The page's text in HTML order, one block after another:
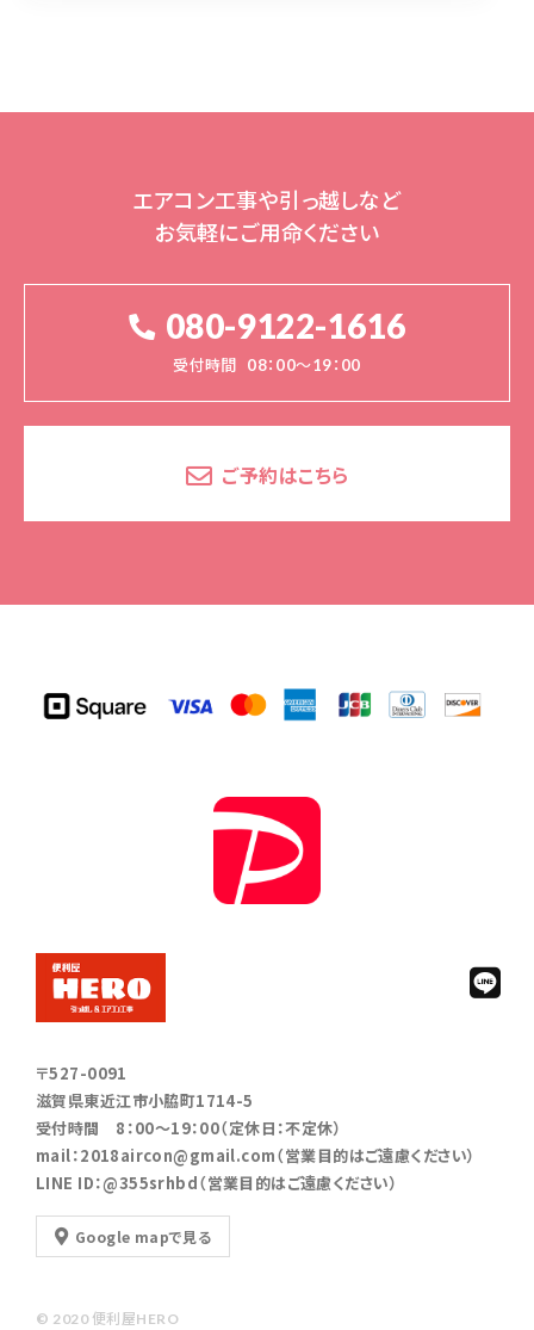
エアコン工事や引っ越しなど
お気軽にご用命ください
080-9122-1616
受付時間 08：00～19：00
ご予約はこちら
〒527-0091
滋賀県東近江市小脇町1714-5
受付時間 8：00～19：00（定休日：不定休）
mail：2018aircon@gmail.com（営業目的はご遠慮ください）
LINE ID：@355srhbd（営業目的はご遠慮ください）
Google mapで見る
© 2020 便利屋HERO